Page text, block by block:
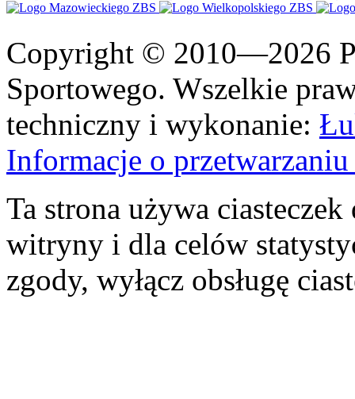
Copyright © 2010—2026
Sportowego. Wszelkie
techniczny i wykonanie:
Informacje o
Ta strona używa
witryny i dla celów
zgody, wyłącz obsługę